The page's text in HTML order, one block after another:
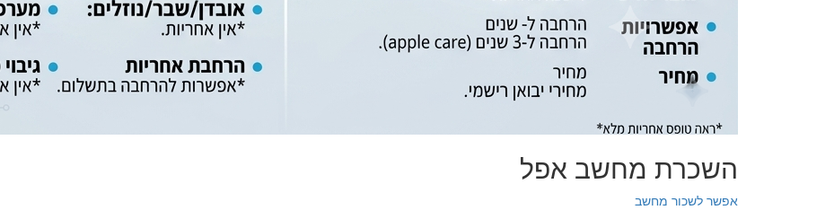
השכרת מחשב אפל
אפשר לשכור מחשב